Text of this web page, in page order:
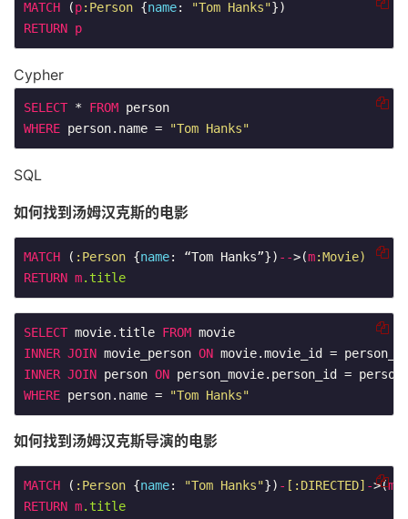
MATCH (p:Person {name: "Tom Hanks"
RETURN p
Cypher
SELECT * FROM
WHERE person.name = "Tom Hanks"
SQL
如何找到汤姆汉克斯的电影
MATCH ( :Person {name: “Tom Hanks”}) -->(m:Movie)
RETURN m.title
SELECT movie.title FROM
INNER JOIN movie_person ON
INNER JOIN person ON
WHERE person.name = "Tom Hanks"
如何找到汤姆汉克斯导演的电影
MATCH ( :Person {name: "Tom Hanks"}) - [:DIRECTED] ->(m
RETURN m.title